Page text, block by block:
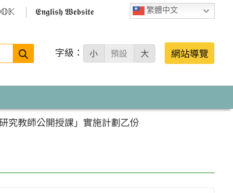
繁體中文
𝕰𝖓𝖌𝖑𝖎𝖘𝖍 𝖂𝖊𝖇𝖘𝖎𝖙𝖊
搜
字級： 小 預設 大 網站導覽
究教師公開授課」實施計劃乙份